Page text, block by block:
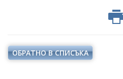
ОБРАТНО В СПИСЪКА